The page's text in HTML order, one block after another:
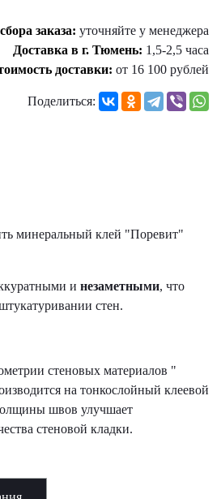
заказа: уточняйте у менеджера
Доставка в г. Тюмень: 1,5-2,5 часа
доставки: от 16 100 рублей
Поделиться:
минеральный клей "Поревит"
и незаметными, что
стен.
стеновых материалов "
на тонкослойный клеевой
швов улучшает
стеновой кладки.